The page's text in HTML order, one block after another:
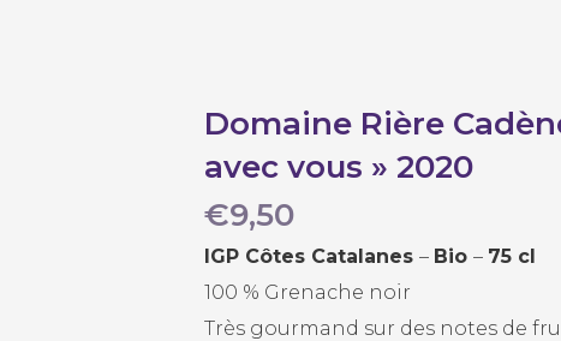
Domaine Rière
avec vous » 2020
€9,50
IGP Côtes Catalanes – Bio – 75 cl
100 % Grenache noir
Très gourmand sur des notes de